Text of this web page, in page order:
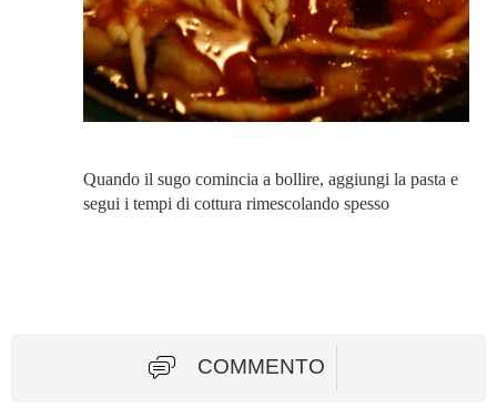
Quando il sugo comincia a bollire, aggiungi la pasta e
segui i tempi di cottura rimescolando spesso
COMMENTO